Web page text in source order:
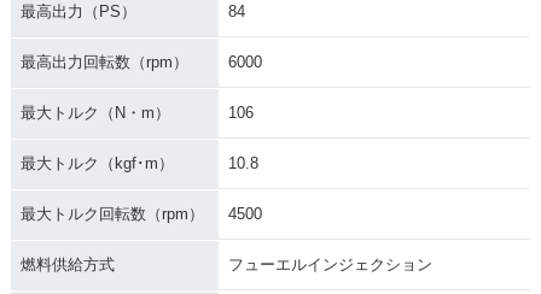
最高出力（PS） 84
最高出力回転数（rpm） 6000
最大トルク（N・m） 106
最大トルク（kgf･m） 10.8
最大トルク回転数（rpm） 4500
燃料供給方式 フューエルインジェクション